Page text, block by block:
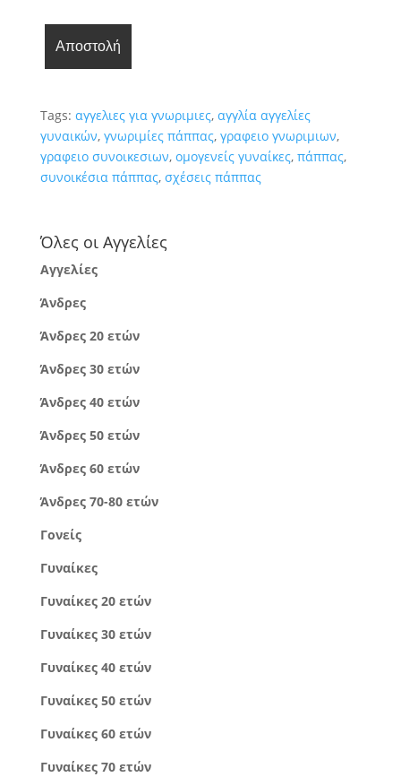
Tags: αγγελιες για γνωριμιες, αγγλία αγγελίες
γυναικών, γνωριμίες πάππας, γραφειο γνωριμιων,
γραφειο συνοικεσιων, ομογενείς γυναίκες, πάππας,
συνοικέσια πάππας, σχέσεις πάππας
Όλες οι Αγγελίες
Αγγελίες
Άνδρες
Άνδρες 20 ετών
Άνδρες 30 ετών
Άνδρες 40 ετών
Άνδρες 50 ετών
Άνδρες 60 ετών
Άνδρες 70-80 ετών
Γονείς
Γυναίκες
Γυναίκες 20 ετών
Γυναίκες 30 ετών
Γυναίκες 40 ετών
Γυναίκες 50 ετών
Γυναίκες 60 ετών
Γυναίκες 70 ετών